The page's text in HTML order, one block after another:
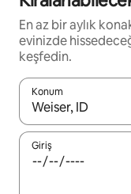
En az bir aylık
evinizde
keşfedin.
Konum
Sonuçlar
Giriş